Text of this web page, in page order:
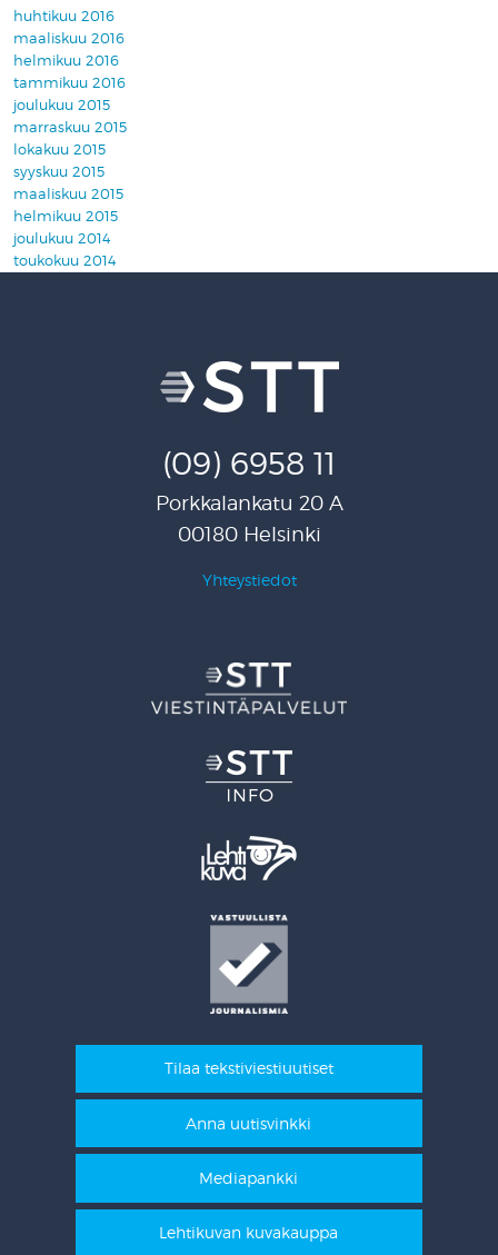
huhtikuu 2016
maaliskuu 2016
helmikuu 2016
tammikuu 2016
joulukuu 2015
marraskuu 2015
lokakuu 2015
syyskuu 2015
maaliskuu 2015
helmikuu 2015
joulukuu 2014
toukokuu 2014
(09) 6958 11
Porkkalankatu 20 A
00180 Helsinki
Yhteystiedot
Tilaa tekstiviestiuutiset
Anna uutisvinkki
Mediapankki
Lehtikuvan kuvakauppa